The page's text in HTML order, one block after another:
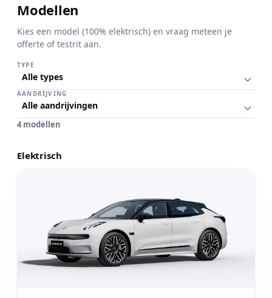
Ontdek de Zeekr 7GT
offerte aan.
Bekijk modellen
Modellen
Kies een model (100% elektrisch) en vraag meteen je
offerte of testrit aan.
TYPE
AANDRIJVING
4 modellen
Elektrisch